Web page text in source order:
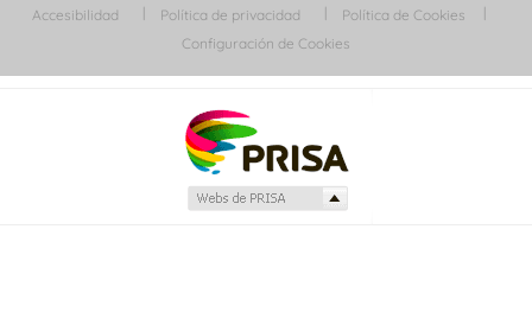
Accesibilidad
Política de privacidad
Política de Cookies
Configuración de Cookies